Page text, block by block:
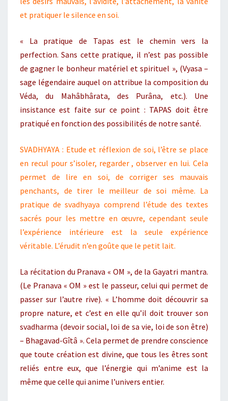
et pratiquer le silence en soi.
« La pratique de Tapas est le chemin vers la
perfection. Sans cette pratique, il n’est pas possible
de gagner le bonheur matériel et spirituel », (Vyasa –
sage légendaire auquel on attribue la composition du
Véda, du Mahâbhârata, des Purâna, etc.). Une
insistance est faite sur ce point : TAPAS doit être
pratiqué en fonction des possibilités de notre santé.
SVADHYAYA : Etude et réflexion de soi, l’être se place
en recul pour s’isoler, regarder , observer en lui. Cela
permet de lire en soi, de corriger ses mauvais
penchants, de tirer le meilleur de soi même. La
pratique de svadhyaya comprend l’étude des textes
sacrés pour les mettre en œuvre, cependant seule
l’expérience intérieure est la seule expérience
véritable. L’érudit n’en goûte que le petit lait.
La récitation du Pranava « OM », de la Gayatri mantra.
(Le Pranava « OM » est le passeur, celui qui permet de
passer sur l’autre rive). « L’homme doit découvrir sa
propre nature, et c’est en elle qu’il doit trouver son
svadharma (devoir social, loi de sa vie, loi de son être)
– Bhagavad-Gîtâ ». Cela permet de prendre conscience
que toute création est divine, que tous les êtres sont
reliés entre eux, que l’énergie qui m’anime est la
même que celle qui anime l’univers entier.